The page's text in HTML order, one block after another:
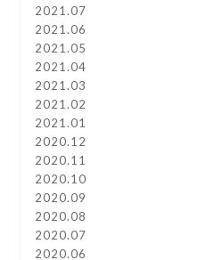
2021.07
2021.06
2021.05
2021.04
2021.03
2021.02
2021.01
2020.12
2020.11
2020.10
2020.09
2020.08
2020.07
2020.06